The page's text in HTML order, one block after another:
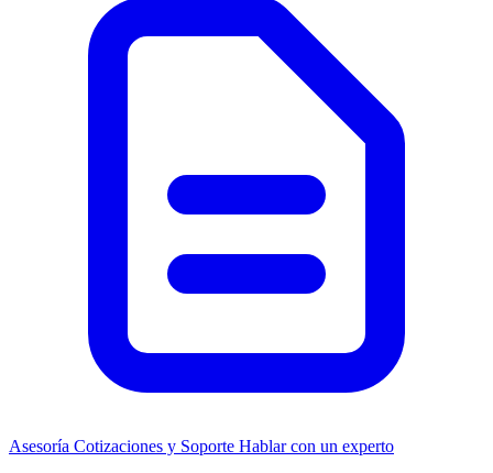
Asesoría Cotizaciones y Soporte Hablar con un experto